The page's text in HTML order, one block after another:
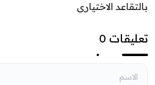
بالتقاعد الاختياري
تعليقات 0